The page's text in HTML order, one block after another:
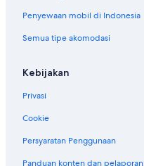
Penyewaan mobil di Indonesia
Semua tipe akomodasi
Kebijakan
Privasi
Cookie
Persyaratan Penggunaan
Panduan konten dan